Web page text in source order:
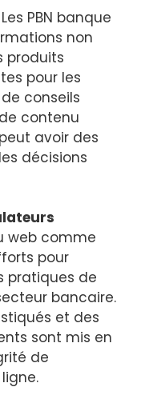
PBN banque
non
produits
pour les
conseils
contenu
avoir des
décisions
web comme
pour
pratiques de
bancaire.
et des
sont mis en
de